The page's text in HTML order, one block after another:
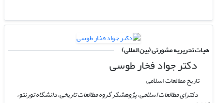
هیات تحریریه مشورتی (بین المللی)
دکتر جواد فخار طوسی
تاریخ مطالعات اسلامی
دکترای مطالعات اسلامی، پژوهشگر گروه مطالعات تاریخی، دانشگاه تورنتو،